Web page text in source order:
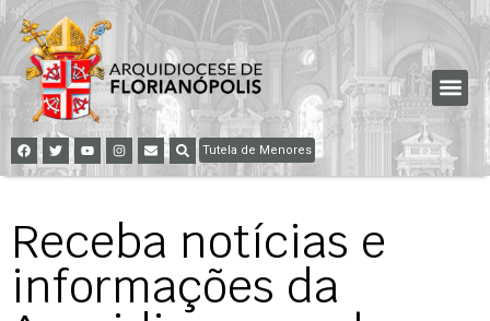
Tutela de Menores
Receba notícias e
informações da